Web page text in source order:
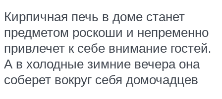
Кирпичная печь в доме станет
предметом роскоши и непременно
привлечет к себе внимание гостей.
А в холодные зимние вечера она
соберет вокруг себя домочадцев